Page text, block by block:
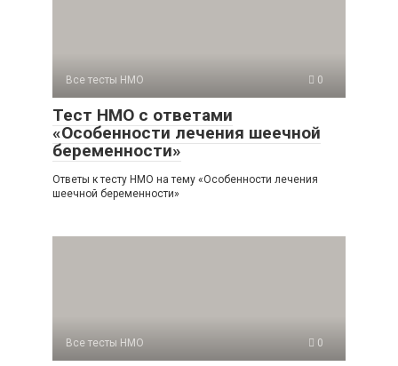
Все тесты НМО 0
Тест НМО с ответами
«Особенности лечения шеечной
беременности»
Ответы к тесту НМО на тему «Особенности лечения
шеечной беременности»
Все тесты НМО 0